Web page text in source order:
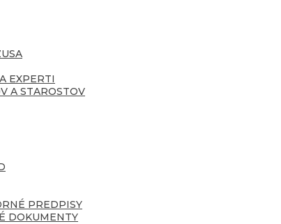
EXPERTI
A STAROSTOV
PREDPISY
DOKUMENTY